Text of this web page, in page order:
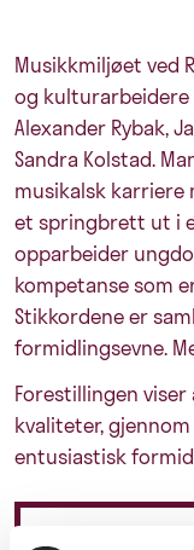
Musikkmiljøet ved
og kulturarbeidere
Alexander Rybak,
Sandra Kolstad.
musikalsk karriere
et springbrett ut i
opparbeider
kompetanse som
Stikkordene er
formidlingsevne.
Forestillingen
kvaliteter,
entusiastisk